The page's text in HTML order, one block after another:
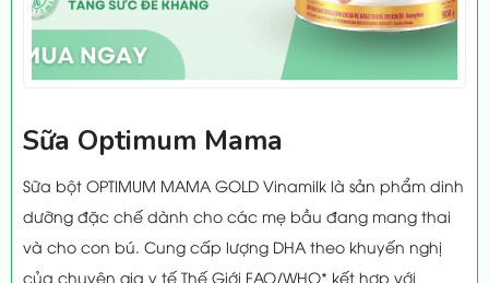
Sữa Optimum Mama
Sữa bột OPTIMUM MAMA GOLD Vinamilk là sản phẩm dinh
dưỡng đặc chế dành cho các mẹ bầu đang mang thai
và cho con bú. Cung cấp lượng DHA theo khuyến nghị
của chuyên gia y tế Thế Giới FAO/WHO* kết hợp với